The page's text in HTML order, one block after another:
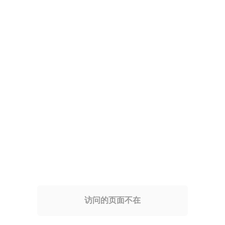
访问的页面不在